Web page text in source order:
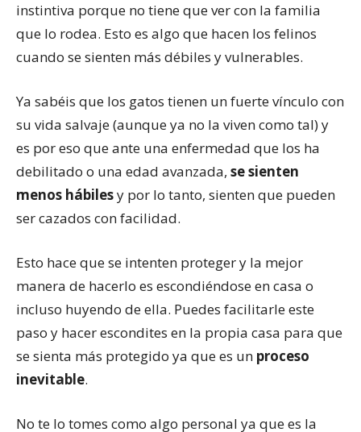
instintiva porque no tiene que ver con la familia
que lo rodea. Esto es algo que hacen los felinos
cuando se sienten más débiles y vulnerables.
Ya sabéis que los gatos tienen un fuerte vínculo con
su vida salvaje (aunque ya no la viven como tal) y
es por eso que ante una enfermedad que los ha
debilitado o una edad avanzada, se sienten
menos hábilesy por lo tanto, sienten que pueden
ser cazados con facilidad.
Esto hace que se intenten proteger y la mejor
manera de hacerlo es escondiéndose en casa o
incluso huyendo de ella. Puedes facilitarle este
paso y hacer escondites en la propia casa para que
se sienta más protegido ya que es un proceso
inevitable.
No te lo tomes como algo personal ya que es la